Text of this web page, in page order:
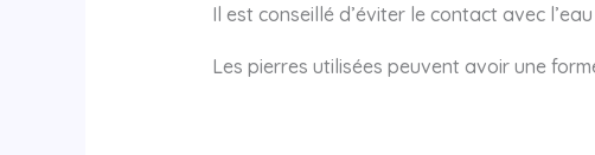
Il est conseillé d’éviter le contact avec
Les pierres utilisées peuvent avoir une